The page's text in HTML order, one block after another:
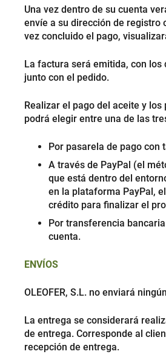
Una vez dentro de su cuenta
envíe a su dirección de registro
vez concluido el pago,
La factura será emitida, con
junto con el pedido.
Realizar el pago del aceite y
podrá elegir entre una de las
Por pasarela de pago con
A través de PayPal (el
que está dentro del
en la plataforma PayPal,
crédito para finalizar el
Por transferencia
cuenta.
ENVÍOS
OLEOFER, S.L. no enviará
La entrega se considerará
de entrega. Corresponde al
recepción de entrega.